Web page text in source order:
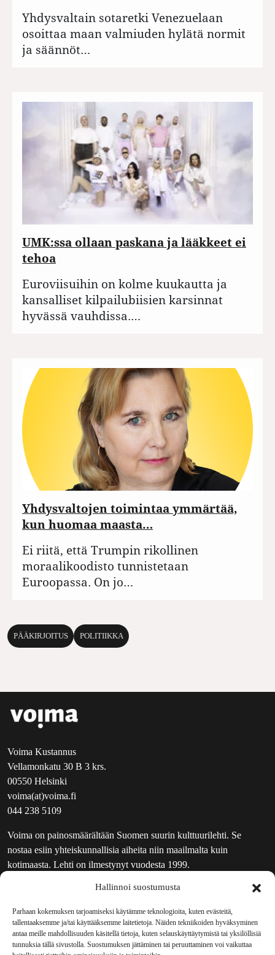
Hallinnoi suostumusta
Parhaan kokemuksen tarjoamiseksi käytämme teknologioita, kuten evästeitä,
tallentaaksemme ja/tai käyttääksemme laitetietoja. Näiden tekniikoiden hyväksyminen
antaa meille mahdollisuuden käsitellä tietoja, kuten selauskäyttäytymistä tai yksilöllisiä
tunnuksia tällä sivustolla. Suostumuksen jättäminen tai peruuttaminen voi vaikuttaa
Yhdysvaltain sotaretki Venezuelaan
osoittaa maan valmiuden hylätä normit
ja säännöt…
UMK:ssa ollaan paskana ja lääkkeet ei
tehoa
Euroviisuihin on kolme kuukautta ja
kansalliset kilpailubiisien karsinnat
hyvässä vauhdissa.…
Yhdysvaltojen toimintaa ymmärtää,
kun huomaa maasta…
Ei riitä, että Trumpin rikollinen
moraalikoodisto tunnistetaan
Euroopassa. On jo…
PÄÄKIRJOITUS POLITIIKKA
Voima Kustannus
Vellamonkatu 30 B 3 krs.
00550 Helsinki
voima(at)voima.fi
044 238 5109
Voima on painosmäärältään Suomen suurin kulttuurilehti. Se
nostaa esiin yhteiskunnallisia aiheita niin maailmalta kuin
kotimaasta. Lehti on ilmestynyt vuodesta 1999.
UUTISKIRJE
MAINOSTAJILLE
VASTAMAINOKSET